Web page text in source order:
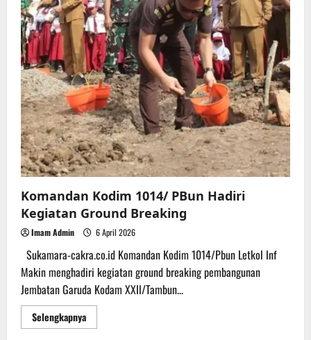
Komandan Kodim 1014/ PBun Hadiri
Kegiatan Ground Breaking
Imam Admin 6 April 2026
Sukamara-cakra.co.id Komandan Kodim 1014/Pbun Letkol lnf
Makin menghadiri kegiatan ground breaking pembangunan
Jembatan Garuda Kodam XXIl/Tambun...
SelengkapnyaRead
more